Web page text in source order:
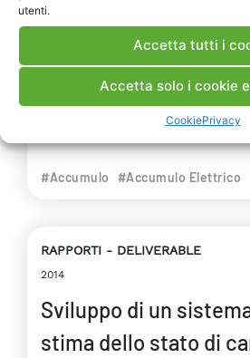
utenti.
Accetta tutti i
Accetta solo i cookie
CookiePrivacy
soluzione della tenuta
la realizzazione di una
illustra l’attività svolta per la
materiali isolanti e il design
#Accumulo #Accumulo Elettrico
RAPPORTI DELIVERABLE
2014
Sviluppo di un
stima dello stato di